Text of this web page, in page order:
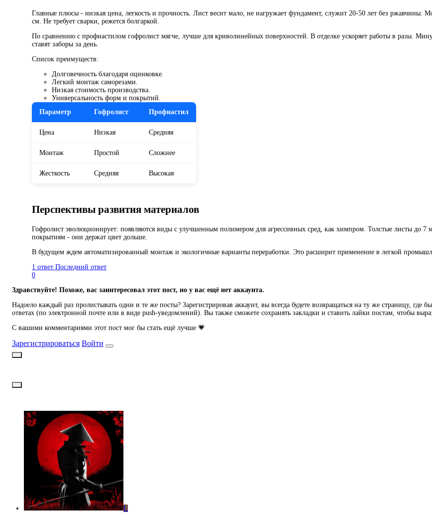
Главные плюсы - низкая цена, легкость и прочность. Лист весит мало, не нагружает фундамент, служит 20-50 лет без
см. Не требует сварки, режется болгаркой.
По сравнению с профнастилом гофролист мягче, лучше для криволинейных поверхностей. В отделке ускоряет работы в разы.
ставят заборы за день.
Список преимуществ:
Долговечность благодаря оцинковке.
Легкий монтаж саморезами.
Низкая стоимость производства.
Универсальность форм и покрытий.
Параметр
Гофролист Профнастил
Цена Низкая Средняя
Монтаж Простой Сложнее
Жесткость Средняя Высокая
Перспективы развития материалов
Гофролист эволюционирует: появляются виды с улучшенным полимером для агрессивных сред, как химпром. Толстые листы до
покрытиям - они держат цвет дольше.
В будущем ждем автоматизированный монтаж и экологичные варианты переработки. Это расширит применение в легкой
1 ответ Последний ответ
0
Здравствуйте! Похоже, вас заинтересовал этот пост, но у вас ещё нет аккаунта.
Надоело каждый раз пролистывать одни и те же посты? Зарегистрировав аккаунт, вы всегда будете возвращаться на ту же страницу,
ответах (по электронной почте или в виде push-уведомлений). Вы также сможете сохранять закладки и ставить лайки постам, чтобы
С вашими комментариями этот пост мог бы стать ещё лучше 💗
Зарегистрироваться Войти
L